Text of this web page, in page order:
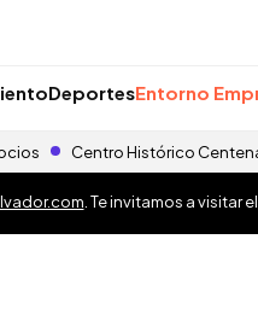
DeportesEntorno
Centro Histórico
. Te invitamos a